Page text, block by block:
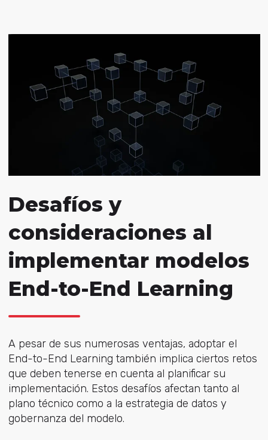
Desafíos y
consideraciones al
implementar modelos
End-to-End Learning
A pesar de sus numerosas ventajas, adoptar el
End-to-End Learning también implica ciertos retos
que deben tenerse en cuenta al planificar su
implementación. Estos desafíos afectan tanto al
plano técnico como a la estrategia de datos y
gobernanza del modelo.